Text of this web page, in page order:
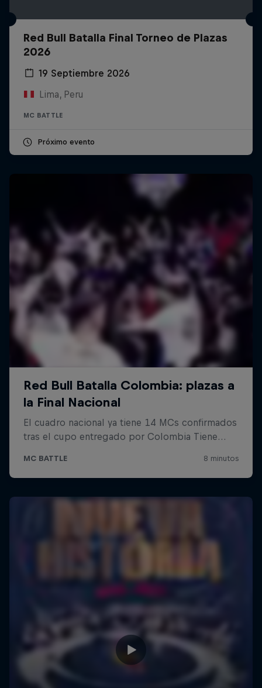
Red Bull Batalla Final Torneo de Plazas
2026
19 Septiembre 2026
Lima, Peru
MC BATTLE
Próximo evento